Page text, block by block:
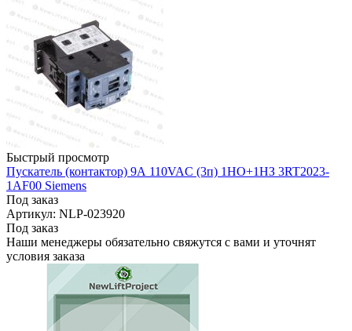
Быстрый просмотр
Пускатель (контактор) 9А 110VAC (3п) 1НО+1НЗ 3RT2023-
1AF00 Siemens
Под заказ
Артикул: NLP-023920
Под заказ
Наши менеджеры обязательно свяжутся с вами и уточнят
условия заказа